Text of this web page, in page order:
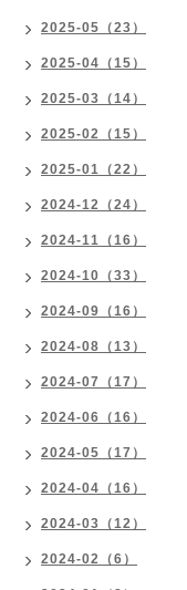
2025-05（23）
2025-04（15）
2025-03（14）
2025-02（15）
2025-01（22）
2024-12（24）
2024-11（16）
2024-10（33）
2024-09（16）
2024-08（13）
2024-07（17）
2024-06（16）
2024-05（17）
2024-04（16）
2024-03（12）
2024-02（6）